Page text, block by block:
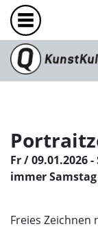
Fr / 09.01.2026
immer
Freies Zeichnen